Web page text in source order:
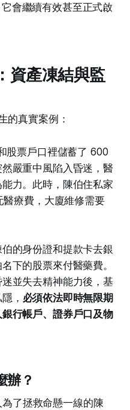
會繼續有效甚至正式啟
資產凍結與監
的真實案例：
股票戶口裡儲蓄了 600
嚴重中風陷入昏迷，醫
力。此時，陳伯住私家
療費，大廈維修需要
的身份證和提款卡去銀
下的股票來付醫藥費。
並失去精神能力後，基
， 必須依法即時無限期
行帳戶、證券戶口及物
辦？
了拯救命懸一線的陳